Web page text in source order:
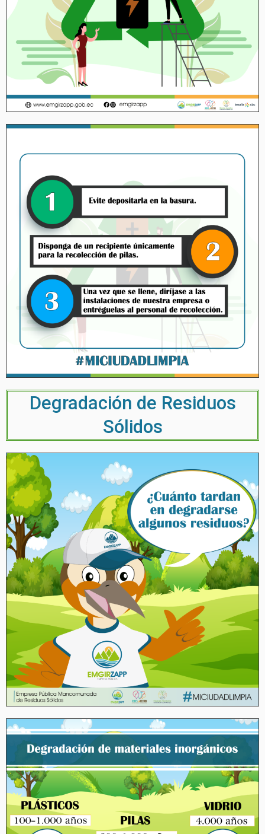
Degradación de Residuos
Sólidos